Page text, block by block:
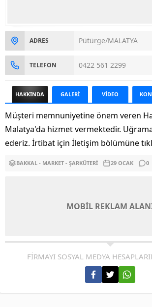
ADRES Pütürge/MALATYA
TELEFON 0422 561 2299
HAKKINDA GALERİ VİDEO
Müşteri memnuniyetine önem veren
Malatya'da hizmet vermektedir.
ederiz. İrtibat için İletişim bölümüne
BAKKAL - MARKET - ŞARKÜTERI 29 OCAK 0
MOBİL REKLAM
FİRMAYI SOSYAL MEDYA